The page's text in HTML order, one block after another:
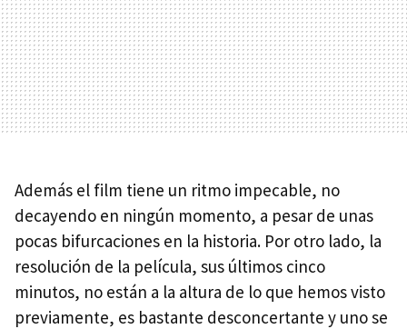
Además el film tiene un ritmo impecable, no
decayendo en ningún momento, a pesar de unas
pocas bifurcaciones en la historia. Por otro lado, la
resolución de la película, sus últimos cinco
minutos, no están a la altura de lo que hemos visto
previamente, es bastante desconcertante y uno se